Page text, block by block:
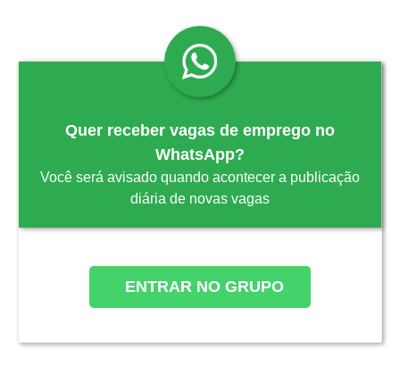
Quer receber vagas de emprego no
WhatsApp?
Você será avisado quando acontecer a publicação
diária de novas vagas
ENTRAR NO GRUPO